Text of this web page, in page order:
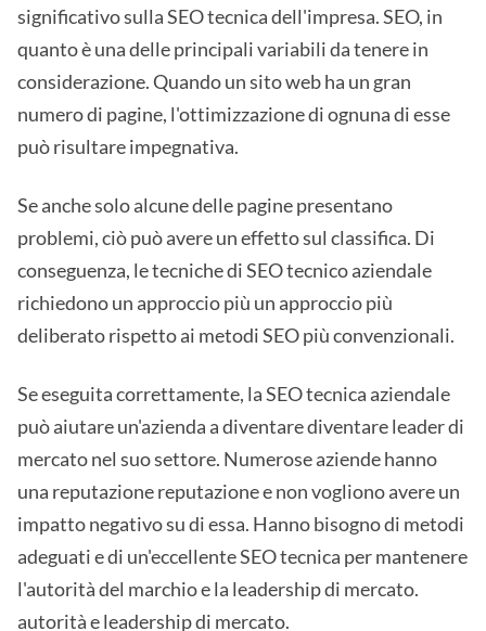
significativo sulla SEO tecnica dell'impresa. SEO, in
quanto è una delle principali variabili da tenere in
considerazione. Quando un sito web ha un gran
numero di pagine, l'ottimizzazione di ognuna di esse
può risultare impegnativa.
Se anche solo alcune delle pagine presentano
problemi, ciò può avere un effetto sul classifica. Di
conseguenza, le tecniche di SEO tecnico aziendale
richiedono un approccio più un approccio più
deliberato rispetto ai metodi SEO più convenzionali.
Se eseguita correttamente, la SEO tecnica aziendale
può aiutare un'azienda a diventare diventare leader di
mercato nel suo settore. Numerose aziende hanno
una reputazione reputazione e non vogliono avere un
impatto negativo su di essa. Hanno bisogno di metodi
adeguati e di un'eccellente SEO tecnica per mantenere
l'autorità del marchio e la leadership di mercato.
autorità e leadership di mercato.